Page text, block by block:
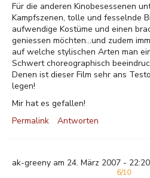
Für die anderen Kinobesessenen
Kampfszenen, tolle und fesselnde
aufwendige Kostüme und einen
geniessen möchten...und zudem
auf welche stylischen Arten man
Schwert choreographisch
Denen ist dieser Film sehr ans
legen!
Mir hat es gefallen!
Permalink
Antworten
ak-greeny am 24. März 2007 - 22:20
6/10